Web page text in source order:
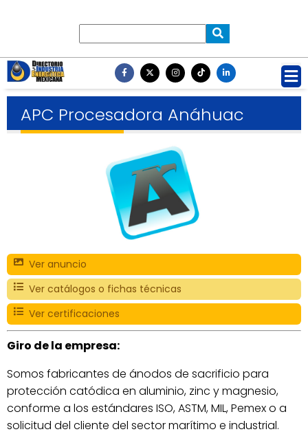
APC Procesadora Anáhuac
Ver anuncio
Ver catálogos o fichas técnicas
Ver certificaciones
Giro de la empresa:
Somos fabricantes de ánodos de sacrificio para
protección catódica en aluminio, zinc y magnesio,
conforme a los estándares ISO, ASTM, MIL, Pemex o a
solicitud del cliente del sector marítimo e industrial.